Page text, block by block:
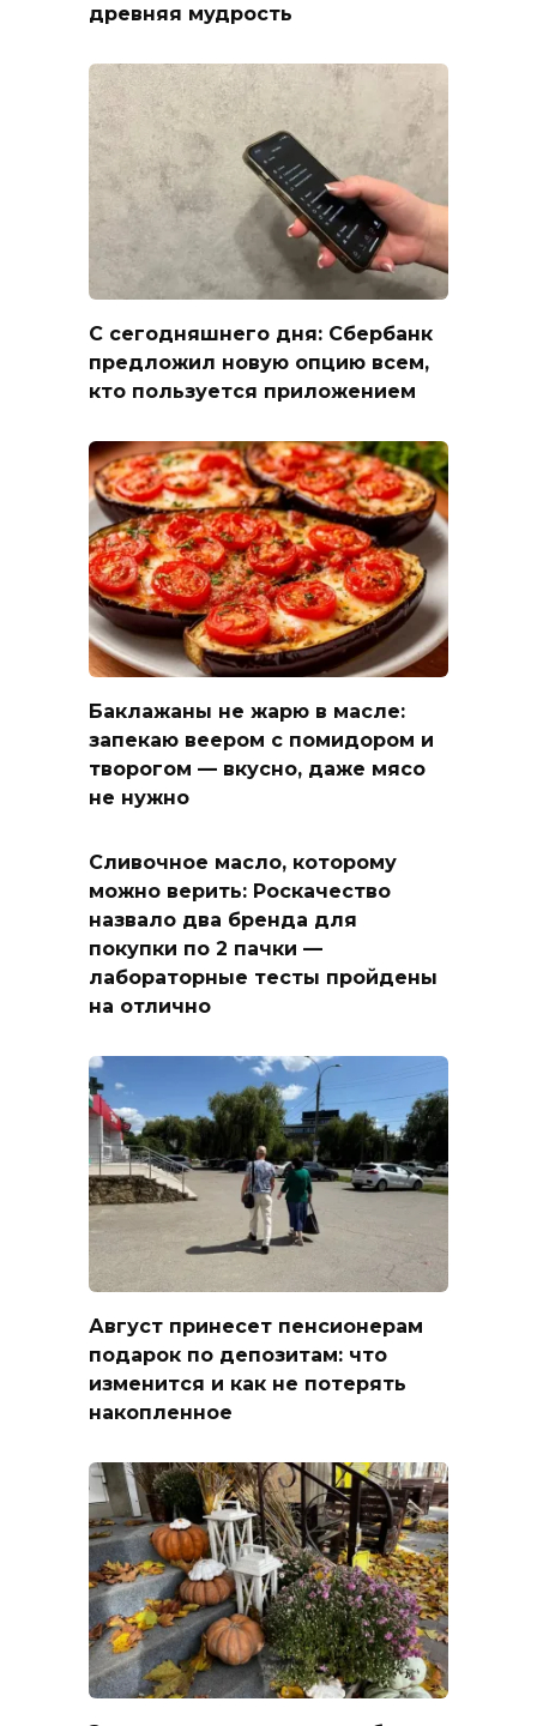
древняя мудрость
С сегодняшнего дня: Сбербанк
предложил новую опцию всем,
кто пользуется приложением
Баклажаны не жарю в масле:
запекаю веером с помидором и
творогом — вкусно, даже мясо
не нужно
Сливочное масло, которому
можно верить: Роскачество
назвало два бренда для
покупки по 2 пачки —
лабораторные тесты пройдены
на отлично
Август принесет пенсионерам
подарок по депозитам: что
изменится и как не потерять
накопленное